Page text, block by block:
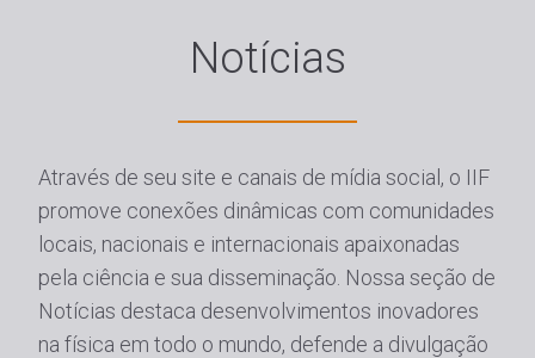
Notícias
Através de seu site e canais de mídia social, o IIF
promove conexões dinâmicas com comunidades
locais, nacionais e internacionais apaixonadas
pela ciência e sua disseminação. Nossa seção de
Notícias destaca desenvolvimentos inovadores
na física em todo o mundo, defende a divulgação